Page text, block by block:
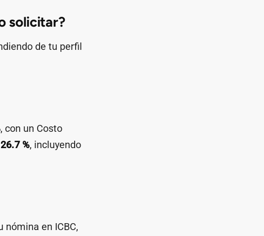
solicitar?
de tu perfil
, con un Costo
%, incluyendo
en ICBC,